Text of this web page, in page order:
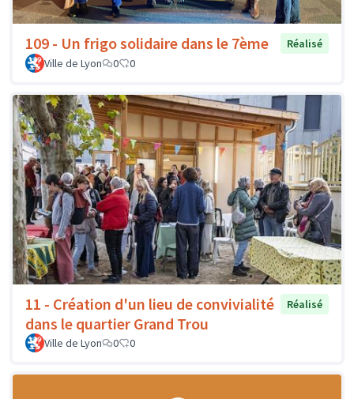
109 - Un frigo solidaire dans le 7ème
Réalisé
Ville de Lyon
0 0
11 - Création d'un lieu de convivialité
dans le quartier Grand Trou
Réalisé
Ville de Lyon 0 0